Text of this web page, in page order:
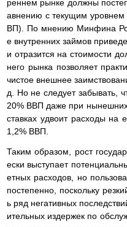
реннем рынке должны
авнению с текущим
ВП). По мнению Минфина
е внутренних займов
и отразится на стоимости
него рынка позволяет
чистое внешнее
д. Но не следует забывать,
20% ВВП даже при
ставках удвоит расходы на
1,2% ВВП.
Таким образом, рост
ески выступает
етных расходов, но
постепенно, поскольку
ь ряд негативных
ительных издержек по